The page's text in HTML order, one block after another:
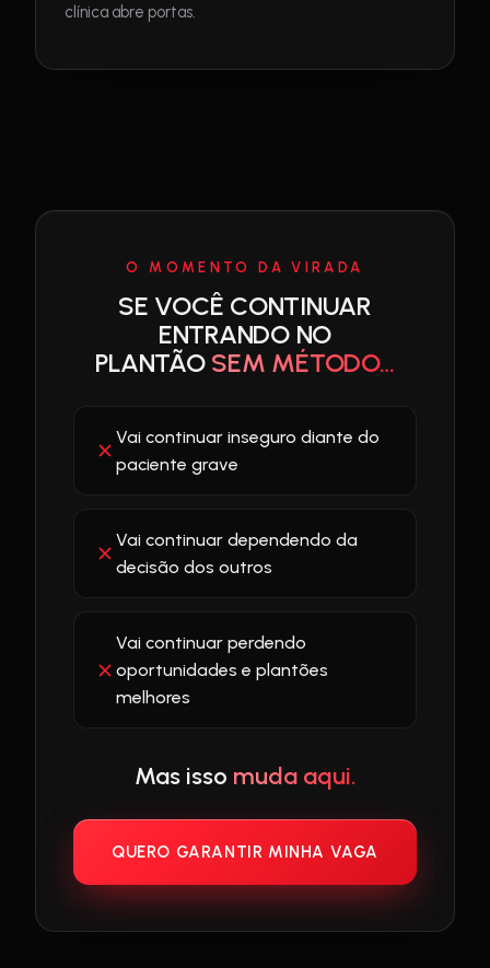
clínica abre portas.
O MOMENTO DA VIRADA
SE VOCÊ CONTINUAR
ENTRANDO NO
PLANTÃO SEM MÉTODO…
Vai continuar inseguro diante do
paciente grave
Vai continuar dependendo da
decisão dos outros
Vai continuar perdendo
oportunidades e plantões
melhores
Mas isso muda aqui.
QUERO GARANTIR MINHA VAGA